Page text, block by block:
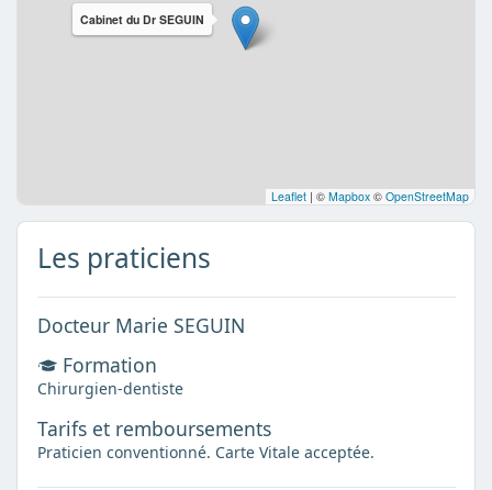
Cabinet du Dr SEGUIN
Leaflet | © Mapbox © OpenStreetMap
Les praticiens
Docteur Marie SEGUIN
Formation
Chirurgien-dentiste
Tarifs et remboursements
Praticien conventionné. Carte Vitale acceptée.